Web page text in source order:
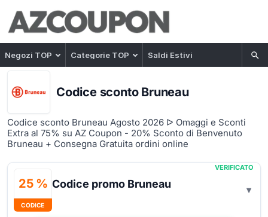
Negozi TOP Categorie TOP Saldi Estivi
Codice sconto Bruneau
Codice sconto Bruneau Agosto 2026 ᐅ Omaggi e Sconti
Extra al 75% su AZ Coupon - 20% Sconto di Benvenuto
Bruneau + Consegna Gratuita ordini online
25 %
CODICE
VERIFICATO
Codice promo Bruneau